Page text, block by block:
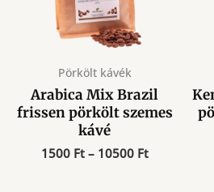
Pörkölt kávék
Arabica Mix Brazil
frissen pörkölt szemes
kávé
1500 Ft – 10500 Ft